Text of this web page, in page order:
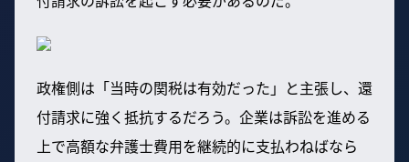
政権側は「当時の関税は有効だった」と主張し、還
付請求に強く抵抗するだろう。企業は訴訟を進める
上で高額な弁護士費用を継続的に支払わねばなら